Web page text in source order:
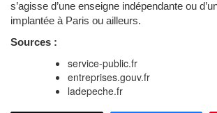
s’agisse d’une enseigne indépendante ou
implantée à Paris ou ailleurs.
Sources :
service-public.fr
entreprises.gouv.fr
ladepeche.fr